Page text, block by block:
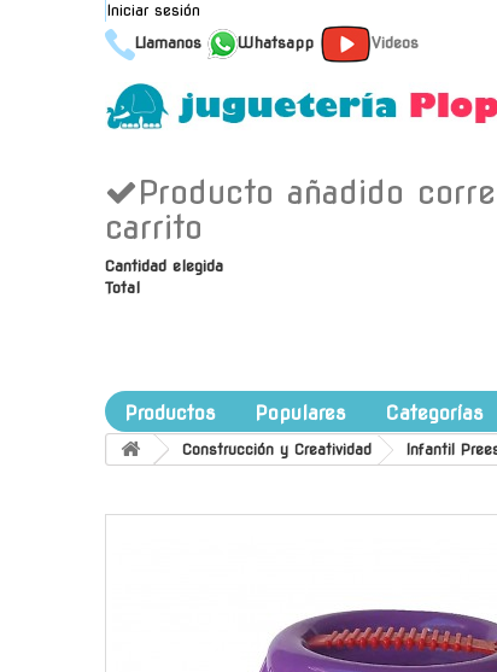
Iniciar sesión
Llamanos
Whatsapp Videos
Producto añadido
carrito
Cantidad elegida
Total
Productos Populares Categorías
Construcción y Creatividad Infantil